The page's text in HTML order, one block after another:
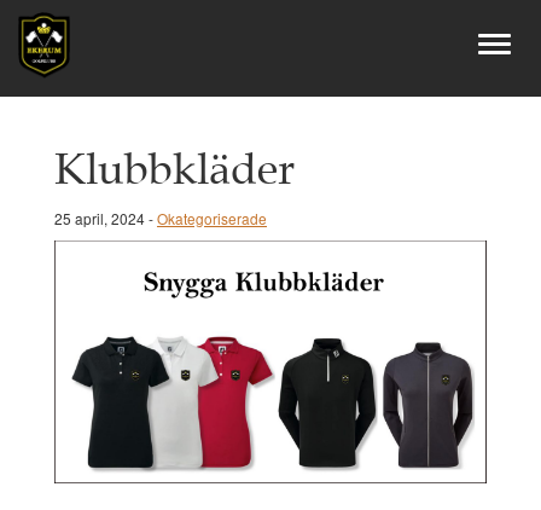
Klubbkläder
25 april, 2024 -Okategoriserade